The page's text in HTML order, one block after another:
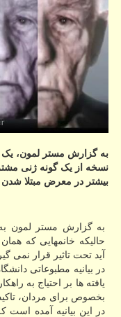
به گزارش مستر لمون، یک
نسخه از یک گونه ژنی
بیشتر در معرض مبتلا
به گزارش مستر لمون
حالیکه خانمهایی که
آید تحت تاثیر قرار نمی
در بیانیه مطبوعاتی
یافته ها بر احتیاج به
بخصوص برای مردان،